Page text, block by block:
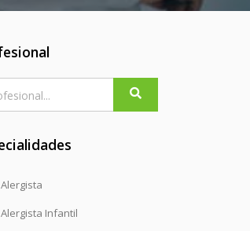
Alergista
Alergista Infantil